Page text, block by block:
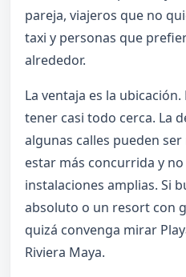
pareja, viajeros que no
taxi y personas que
alrededor.
La ventaja es la
tener casi todo cerca. La
algunas calles pueden
estar más concurrida y
instalaciones amplias. Si
absoluto o un resort con
quizá convenga mirar
Riviera Maya.